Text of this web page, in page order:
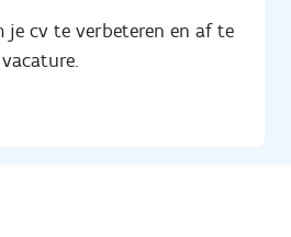
cv te verbeteren en af te